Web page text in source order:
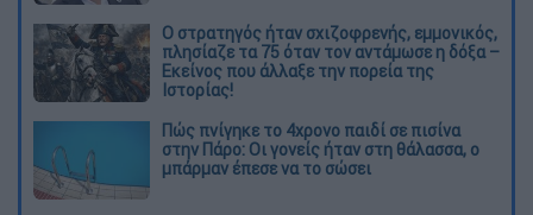
O στρατηγός ήταν σχιζοφρενής, εμμονικός,
πλησίαζε τα 75 όταν τον αντάμωσε η δόξα –
Εκείνος που άλλαξε την πορεία της
Ιστορίας!
Πώς πνίγηκε το 4χρονο παιδί σε πισίνα
στην Πάρο: Οι γονείς ήταν στη θάλασσα, ο
μπάρμαν έπεσε να το σώσει